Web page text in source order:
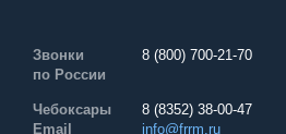
Звонки
по России
8 (800) 700-21-70
Чебоксары
8 (8352) 38-00-47
Email
info@frrm.ru